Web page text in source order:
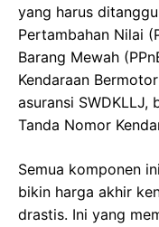
yang harus
Pertambahan Nilai
Barang Mewah
Kendaraan
asuransi SWDKLLJ,
Tanda Nomor
Semua komponen
bikin harga akhir
drastis. Ini yang